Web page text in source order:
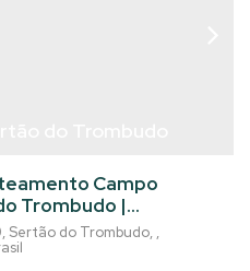
, Sertão do Trombudo ,
Campo
Trombudo |
dos seus sonhos
crescem em